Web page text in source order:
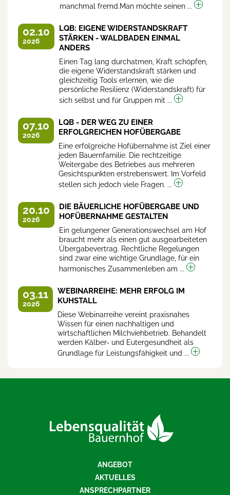
manchmal fremd.Man möchte seinen ...
02.10
2026
LQB: EIGENE WIDERSTANDSKRAFT
STÄRKEN - WALDBADEN EINMAL
ANDERS
Einen Tag lang durchatmen, Kraft schöpfen,
die eigene Widerstandskraft stärken und
gleichzeitig Tools erlernen, wie die
persönliche Resilienz (Widerstandskraft) für
sich selbst und für Gruppen mit ...
07.10
2026
LQB - DER WEG ZU EINER
ERFOLGREICHEN HOFÜBERGABE
Eine erfolgreiche Hofübernahme ist Ziel einer
jeden Bauernfamilie. Die rechtzeitige
Weitergabe des Betriebes aus mehreren
Gesichtspunkten erstrebenswert. Im Vorfeld
stellen sich jedoch viele Fragen. ...
20.10
2026
DIE BÄUERLICHE HOFÜBERGABE UND
HOFÜBERNAHME GESTALTEN
Ein gelungener Generationswechsel am Hof
braucht mehr als einen gut ausgearbeiteten
Übergabevertrag. Rechtliche Regelungen
sind zwar eine wichtige Grundlage, für ein
harmonisches Zusammenleben am ...
03.11
2026
WEBINARREIHE: MEHR ERFOLG IM
KUHSTALL
Diese Webinarreihe vereint praxisnahes
Wissen für einen nachhaltigen und
wirtschaftlichen Milchviehbetrieb. Behandelt
werden Kälber- und Eutergesundheit als
Grundlage für Leistungsfähigkeit und ...
ANGEBOT
AKTUELLES
ANSPRECHPARTNER